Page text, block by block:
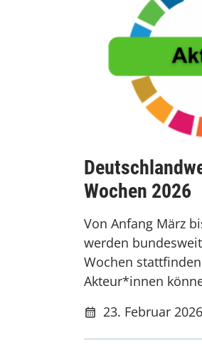
Wochen 2026
23. Februar 2026
Von Anfang März
werden
Wochen
Akteur*innen